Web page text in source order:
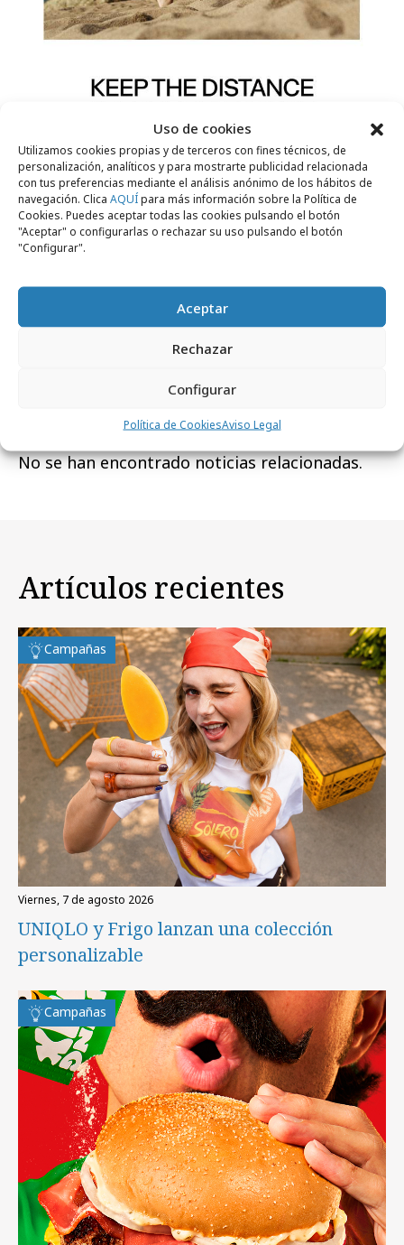
Uso de cookies
Utilizamos cookies propias y de terceros con fines técnicos, de
personalización, analíticos y para mostrarte publicidad relacionada
con tus preferencias mediante el análisis anónimo de los hábitos de
navegación. Clica AQUÍpara más información sobre la Política de
Cookies. Puedes aceptar todas las cookies pulsando el botón
"Aceptar" o configurarlas o rechazar su uso pulsando el botón
"Configurar".
Aceptar
Rechazar
Configurar
Política de CookiesAviso Legal
Comparte
Noticias Relacionadas
No se han encontrado noticias relacionadas.
Artículos recientes
Campañas
viernes, 7 de agosto 2026
UNIQLO y Frigo lanzan una colección
personalizable
Campañas